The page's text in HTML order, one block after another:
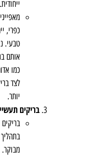
ייחודית.
כפרי,
טבעי.
אותם
כמו
לצד
יותר.
בריקים